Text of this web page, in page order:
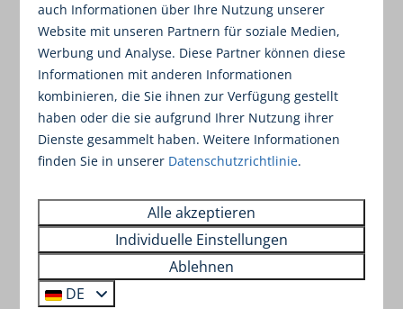
Eine Besichtigung planen
auch Informationen über Ihre Nutzung unserer
Website mit unseren Partnern für soziale Medien,
Werbung und Analyse. Diese Partner können diese
Informationen mit anderen Informationen
kombinieren, die Sie ihnen zur Verfügung gestellt
haben oder die sie aufgrund Ihrer Nutzung ihrer
Dienste gesammelt haben. Weitere Informationen
finden Sie in unserer Datenschutzrichtlinie.
Alle akzeptieren
Individuelle Einstellungen
Ablehnen
DE